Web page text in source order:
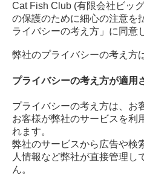
Cat Fish Club (有限会社ビッ
の保護のために細心の注意を
ライバシーの考え方」に同意
弊社のプライバシーの考え方
プライバシーの考え方が適用
プライバシーの考え方は、お
お客様が弊社のサービスを利
れます。
弊社のサービスから広告や検
人情報など弊社が直接管理
ん。